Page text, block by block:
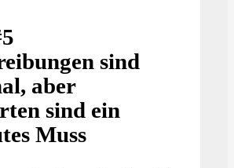
sind
aber
sind ein
Muss